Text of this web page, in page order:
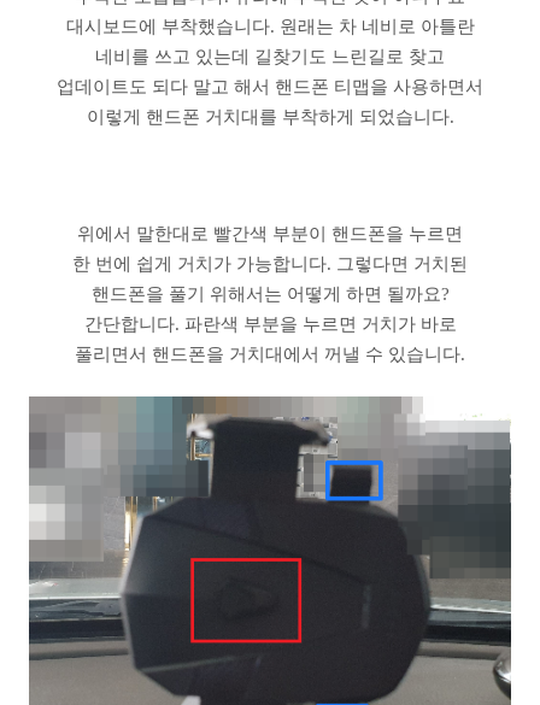
대시보드에 부착했습니다. 원래는 차 네비로 아틀란
네비를 쓰고 있는데 길찾기도 느린길로 찾고
업데이트도 되다 말고 해서 핸드폰 티맵을 사용하면서
이렇게 핸드폰 거치대를 부착하게 되었습니다.
위에서 말한대로 빨간색 부분이 핸드폰을 누르면
한 번에 쉽게 거치가 가능합니다. 그렇다면 거치된
핸드폰을 풀기 위해서는 어떻게 하면 될까요?
간단합니다. 파란색 부분을 누르면 거치가 바로
풀리면서 핸드폰을 거치대에서 꺼낼 수 있습니다.